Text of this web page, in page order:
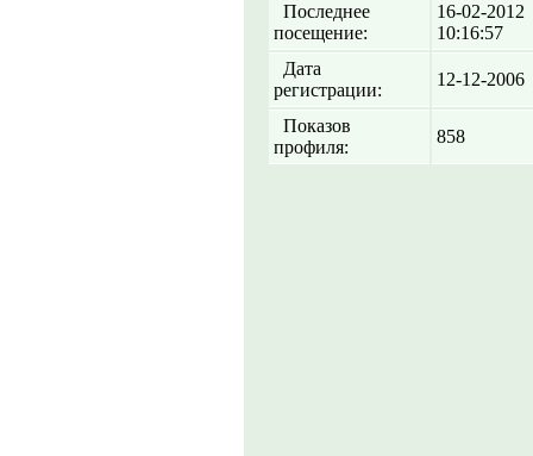
Последнее
посещение:
16-02-2012
10:16:57
Дата
регистрации:
12-12-2006
Показов
профиля:
858